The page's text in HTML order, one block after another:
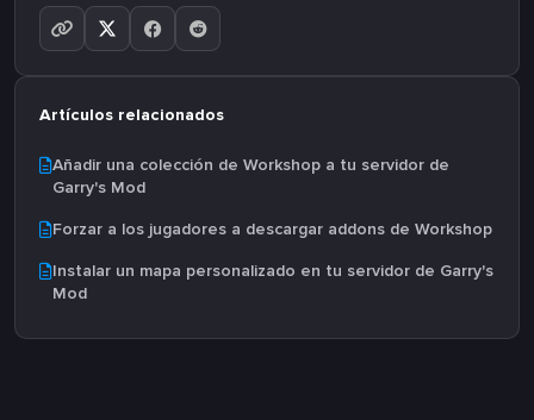
Artículos relacionados
Añadir una colección de Workshop a tu servidor de
Garry's Mod
Forzar a los jugadores a descargar addons de Workshop
Instalar un mapa personalizado en tu servidor de Garry's
Mod